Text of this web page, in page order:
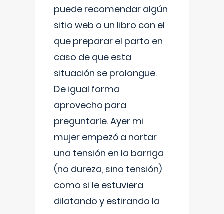
puede recomendar algún
sitio web o un libro con el
que preparar el parto en
caso de que esta
situación se prolongue.
De igual forma
aprovecho para
preguntarle. Ayer mi
mujer empezó a nortar
una tensión en la barriga
(no dureza, sino tensión)
como si le estuviera
dilatando y estirando la